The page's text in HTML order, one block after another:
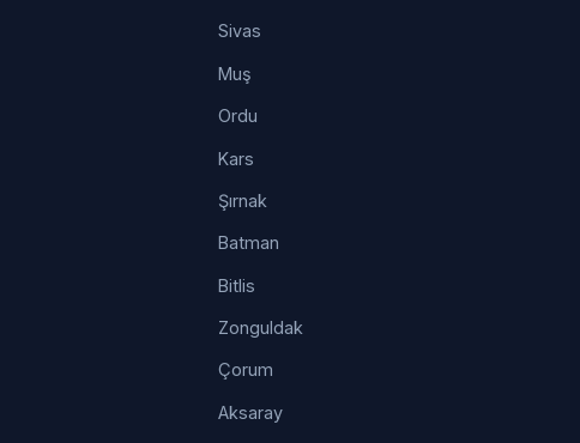
Sivas
Muş
Ordu
Kars
Şırnak
Batman
Bitlis
Zonguldak
Çorum
Aksaray